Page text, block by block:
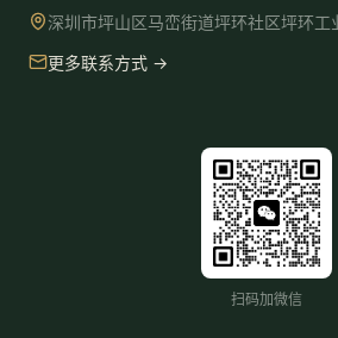
深圳市坪山区马峦街道坪环社区坪环
更多联系方式 →
扫码加微信